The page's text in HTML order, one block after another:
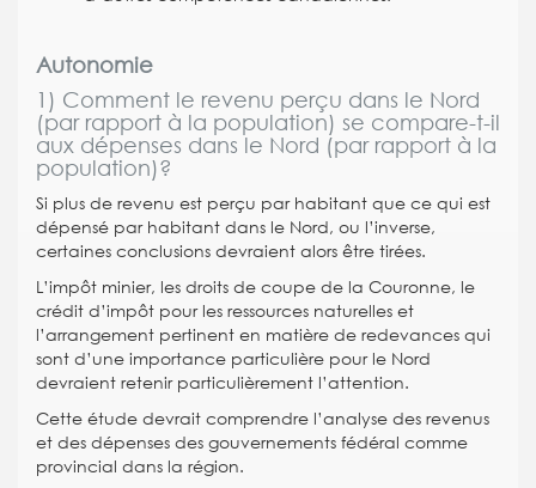
Autonomie
1) Comment le revenu perçu dans le Nord
(par rapport à la population) se compare-t-il
aux dépenses dans le Nord (par rapport à la
population)?
Si plus de revenu est perçu par habitant que ce qui est
dépensé par habitant dans le Nord, ou l’inverse,
certaines conclusions devraient alors être tirées.
L’impôt minier, les droits de coupe de la Couronne, le
crédit d’impôt pour les ressources naturelles et
l’arrangement pertinent en matière de redevances qui
sont d’une importance particulière pour le Nord
devraient retenir particulièrement l’attention.
Cette étude devrait comprendre l’analyse des revenus
et des dépenses des gouvernements fédéral comme
provincial dans la région.